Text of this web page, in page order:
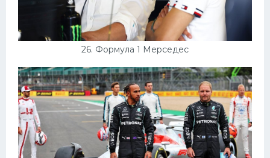
26. Формула 1 Мерседес